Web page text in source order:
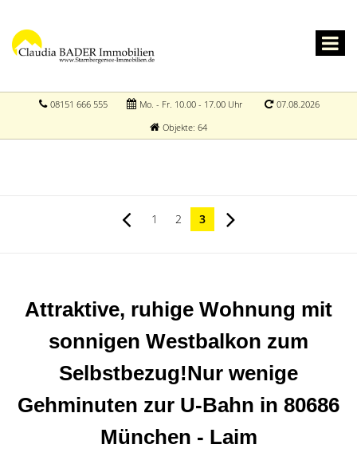
08151 666 555 Mo. - Fr. 10.00 - 17.00 Uhr
07.08.2026
Objekte: 64
1 2 3
Attraktive, ruhige Wohnung mit
sonnigen Westbalkon zum
Selbstbezug!Nur wenige
Gehminuten zur U-Bahn in 80686
München - Laim